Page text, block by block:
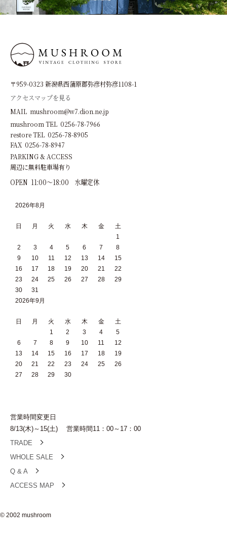
〒959-0323 新潟県西蒲原郡弥彦村弥彦1108-1
アクセスマップを見る
MAIL mushroom@w7.dion.ne.jp
mushroom TEL 0256-78-7966
restore TEL 0256-78-8905
FAX 0256-78-8947
PARKING & ACCESS
周辺に無料駐車場有り
OPEN 11:00～18:00 水曜定休
2026年8月
日 月 火 水 木 金
土
1
2
3 4 5 6 7
8
9
10 11 12 13 14
15
16
17 18 19 20 21
22
23
24 25 26 27 28
29
30
31
2026年9月
日 月 火 水 木 金
土
1
2 3 4
5
6
7 8 9 10 11
12
13
14 15 16 17 18
19
20
21 22 23 24 25
26
27
28 29 30
TRADE
WHOLE SALE
Q & A
ACCESS MAP
営業時間変更日
8/13(木)～15(土) 営業時間11：00～17：00
© 2002 mushroom